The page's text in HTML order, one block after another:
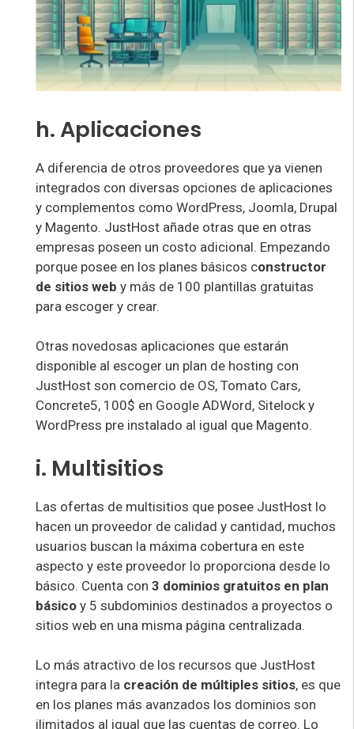
h. Aplicaciones
A diferencia de otros proveedores que ya vienen
integrados con diversas opciones de aplicaciones
y complementos como WordPress, Joomla, Drupal
y Magento. JustHost añade otras que en otras
empresas poseen un costo adicional. Empezando
porque posee en los planes básicos constructor
de sitios web y más de 100 plantillas gratuitas
para escoger y crear.
Otras novedosas aplicaciones que estarán
disponible al escoger un plan de hosting con
JustHost son comercio de OS, Tomato Cars,
Concrete5, 100$ en Google ADWord, Sitelock y
WordPress pre instalado al igual que Magento.
i. Multisitios
Las ofertas de multisitios que posee JustHost lo
hacen un proveedor de calidad y cantidad, muchos
usuarios buscan la máxima cobertura en este
aspecto y este proveedor lo proporciona desde lo
básico. Cuenta con 3 dominios gratuitos en plan
básico y 5 subdominios destinados a proyectos o
sitios web en una misma página centralizada.
Lo más atractivo de los recursos que JustHost
integra para la creación de múltiples sitios, es que
en los planes más avanzados los dominios son
ilimitados al igual que las cuentas de correo. Lo